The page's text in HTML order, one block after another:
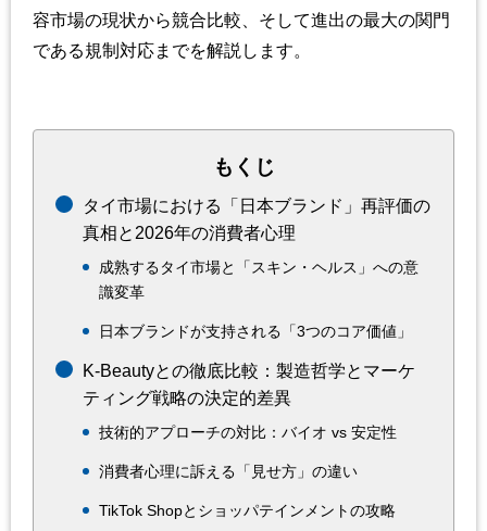
容市場の現状から競合比較、そして進出の最大の関門
である規制対応までを解説します。
もくじ
タイ市場における「日本ブランド」再評価の
真相と2026年の消費者心理
成熟するタイ市場と「スキン・ヘルス」への意
識変革
日本ブランドが支持される「3つのコア価値」
K-Beautyとの徹底比較：製造哲学とマーケ
ティング戦略の決定的差異
技術的アプローチの対比：バイオ vs 安定性
消費者心理に訴える「見せ方」の違い
TikTok Shopとショッパテインメントの攻略